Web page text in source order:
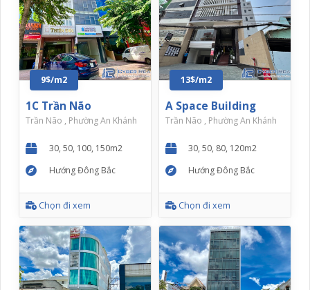
9$/m2
1C Trần Não
Trần Não , Phường An Khánh
30, 50, 100, 150m2
Hướng Đông Bắc
Chọn đi xem
13$/m2
A Space Building
Trần Não , Phường An Khánh
30, 50, 80, 120m2
Hướng Đông Bắc
Chọn đi xem